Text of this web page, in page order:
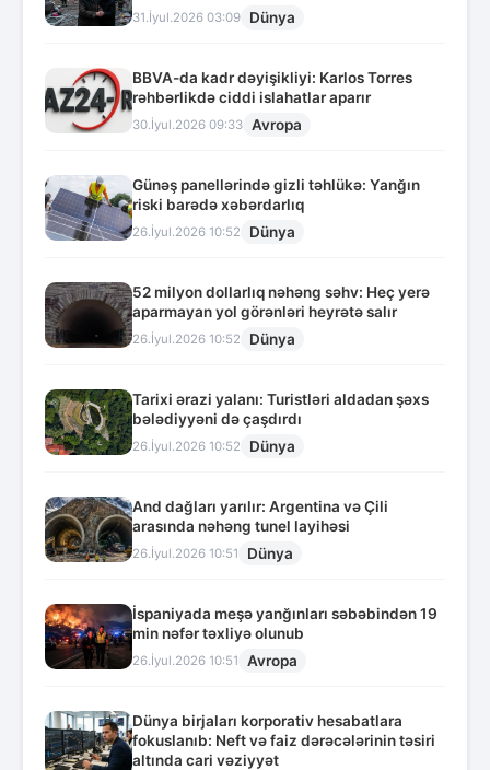
31.İyul.2026 03:09 Dünya
BBVA-da kadr dəyişikliyi: Karlos Torres
rəhbərlikdə ciddi islahatlar aparır
30.İyul.2026 09:33 Avropa
Günəş panellərində gizli təhlükə: Yanğın
riski barədə xəbərdarlıq
26.İyul.2026 10:52 Dünya
52 milyon dollarlıq nəhəng səhv: Heç yerə
aparmayan yol görənləri heyrətə salır
26.İyul.2026 10:52 Dünya
Tarixi ərazi yalanı: Turistləri aldadan şəxs
bələdiyyəni də çaşdırdı
26.İyul.2026 10:52 Dünya
And dağları yarılır: Argentina və Çili
arasında nəhəng tunel layihəsi
26.İyul.2026 10:51 Dünya
İspaniyada meşə yanğınları səbəbindən 19
min nəfər təxliyə olunub
26.İyul.2026 10:51 Avropa
Dünya birjaları korporativ hesabatlara
fokuslanıb: Neft və faiz dərəcələrinin təsiri
altında cari vəziyyət